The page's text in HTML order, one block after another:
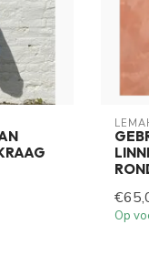
Op